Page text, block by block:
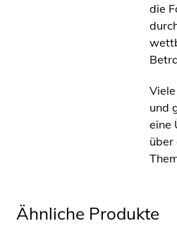
die
und
eine
über
Ähnliche Produkte